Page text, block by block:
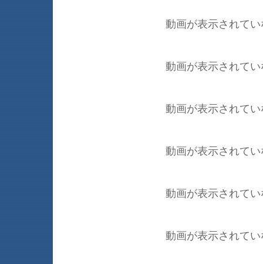
動画が表示されて
動画が表示されて
動画が表示されて
動画が表示されて
動画が表示されて
動画が表示されて